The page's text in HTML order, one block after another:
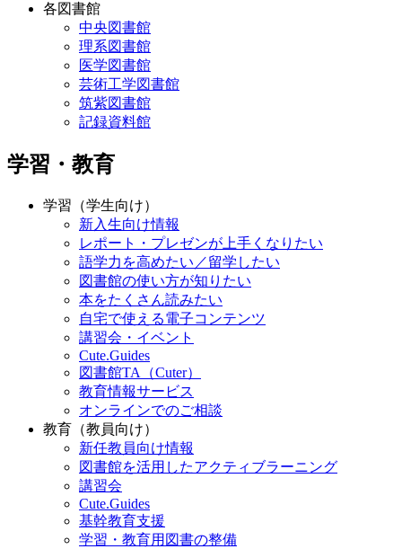
各図書館
中央図書館
理系図書館
医学図書館
芸術工学図書館
筑紫図書館
記録資料館
学習・教育
学習（学生向け）
新入生向け情報
レポート・プレゼンが上手くなりたい
語学力を高めたい／留学したい
図書館の使い方が知りたい
本をたくさん読みたい
自宅で使える電子コンテンツ
講習会・イベント
Cute.Guides
図書館TA（Cuter）
教育情報サービス
オンラインでのご相談
教育（教員向け）
新任教員向け情報
図書館を活用したアクティブラーニング
講習会
Cute.Guides
基幹教育支援
学習・教育用図書の整備